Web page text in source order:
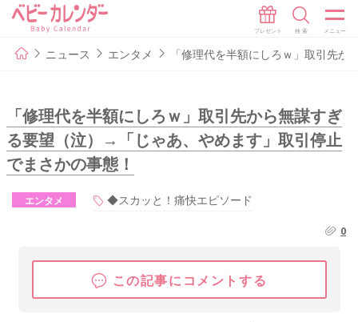
ニュース エンタメ 「修理代を半額にしろｗ」取引先
「修理代を半額にしろｗ」取引先から無謀すぎ
る要望（泣）→「じゃあ、やめます」取引停止
でまさかの事態！
エンタメ ◆スカッと！痛快エピソード
0
この記事にコメントする